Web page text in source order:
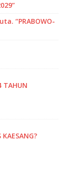
“PRABOWO-
TAHUN
KAESANG?